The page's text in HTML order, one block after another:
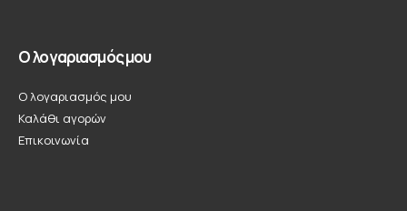
Ο λογαριασμός μου
Ο λογαριασμός μου
Καλάθι αγορών
Επικοινωνία